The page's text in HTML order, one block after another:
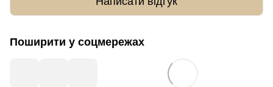
Поширити у соцмережах